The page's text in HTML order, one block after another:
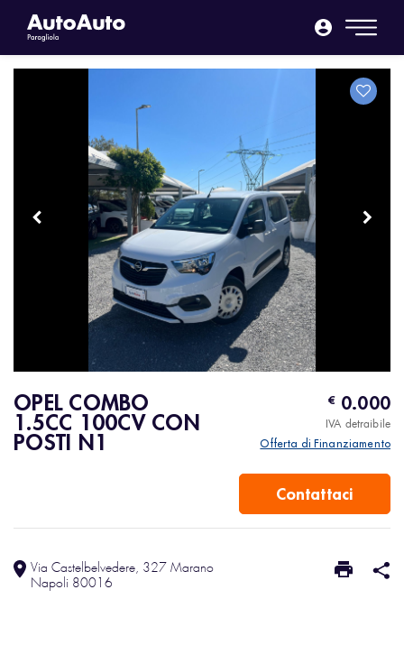
OPEL COMBO
1.5CC 100CV CON
POSTI N1
€0.000
IVA detraibile
Offerta di Finanziamento
Contattaci
Via Castelbelvedere, 327 Marano
Napoli 80016